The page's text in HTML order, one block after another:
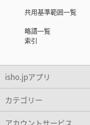
共用基準範囲一覧
略語一覧
索引
isho.jpアプリ
カテゴリー
アカウントサービス